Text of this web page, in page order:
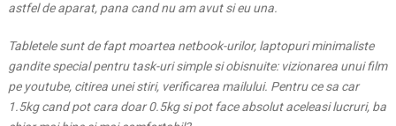
astfel de aparat, pana cand nu am avut si eu una.
Tabletele sunt de fapt moartea netbook-urilor, laptopuri minimaliste
gandite special pentru task-uri simple si obisnuite: vizionarea unui film
pe youtube, citirea unei stiri, verificarea mailului. Pentru ce sa car
1.5kg cand pot cara doar 0.5kg si pot face absolut aceleasi lucruri, ba